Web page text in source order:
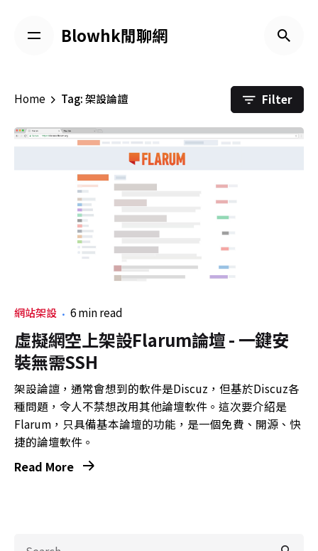
content
Blowhk閒聊網
Home Tag: 架設論譠 Filter
網站架設 6 min read
虛擬網空上架設Flarum論壇 - 一鍵安
裝無需SSH
架設論譠，通常會想到的軟件是Discuz，但基於Discuz各
種問題，令人不禁想改用其他論壇軟件。這次要介紹是
Flarum，只具備基本論壇的功能，是一個免費、開源、快
捷的論壇軟件。
Read More